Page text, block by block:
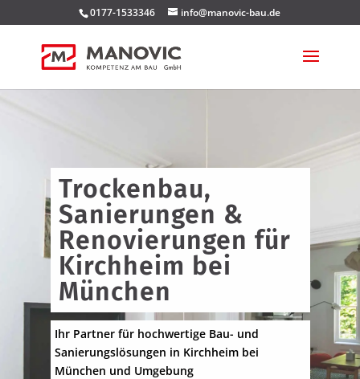
0177-1533346 info@manovic-bau.de
Trockenbau,
Sanierungen &
Renovierungen für
Kirchheim bei
München
Ihr Partner für hochwertige Bau- und
Sanierungslösungen in Kirchheim bei
München und Umgebung